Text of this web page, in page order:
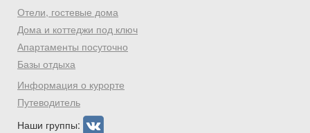
Отели, гостевые дома
Дома и коттеджи под ключ
Апартаменты посуточно
Базы отдыха
Информация о курорте
Путеводитель
Наши группы: